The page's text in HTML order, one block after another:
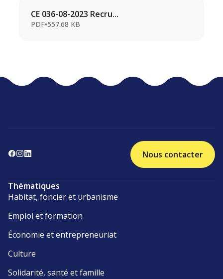
CE 036-08-2023 Recru...
PDF•557.68 KB
Nous contacter
Thématiques
Habitat, foncier et urbanisme
Emploi et formation
Économie et entrepreneuriat
Culture
Solidarité, santé et famille